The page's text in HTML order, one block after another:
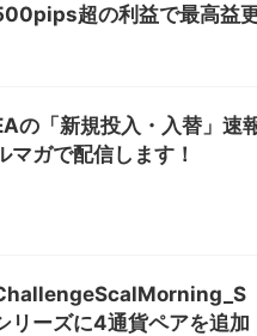
超の利益で最高益更
の「新規投入・入替」速
マガで配信します！
リーズに4通貨ペアを追加